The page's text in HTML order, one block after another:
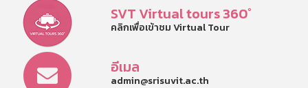
SVT Virtual tours 360°
คลิกเพื่อเข้าชม Virtual Tour
อีเมล
admin@srisuvit.ac.th